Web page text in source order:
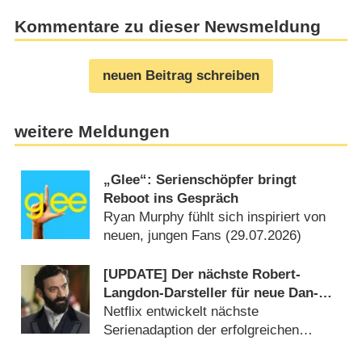
Kommentare zu dieser Newsmeldung
neuen Beitrag schreiben
weitere Meldungen
„Glee“: Serienschöpfer bringt
Reboot ins Gespräch
Ryan Murphy fühlt sich inspiriert von
neuen, jungen Fans (29.07.2026)
[UPDATE] Der nächste Robert-
Langdon-Darsteller für neue Dan-
Brown-Serie ist gefunden
Netflix entwickelt nächste
Serienadaption der erfolgreichen